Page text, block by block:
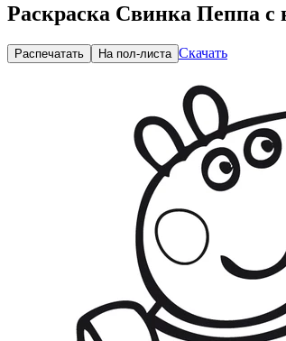
Раскраска Свинка Пеппа с
Распечатать На пол-листа Скачать